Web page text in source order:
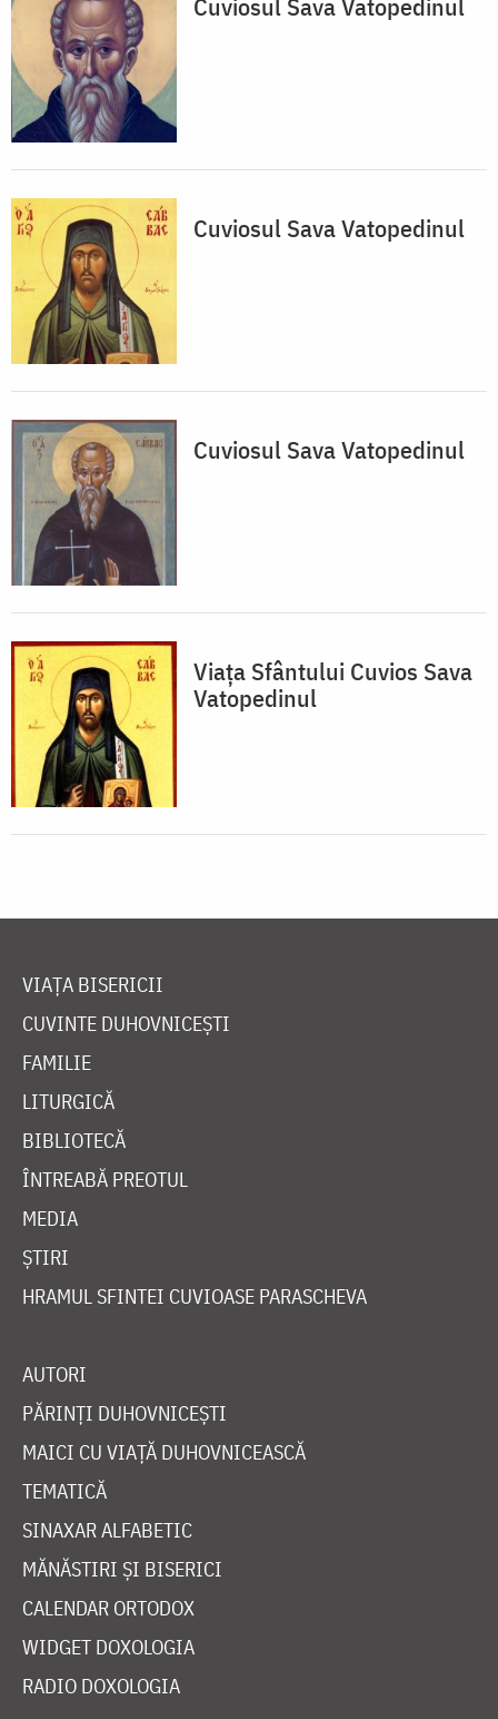
Cuviosul Sava Vatopedinul
Cuviosul Sava Vatopedinul
Cuviosul Sava Vatopedinul
Viața Sfântului Cuvios Sava
Vatopedinul
VIAȚA BISERICII
CUVINTE DUHOVNICEȘTI
FAMILIE
LITURGICĂ
BIBLIOTECĂ
ÎNTREABĂ PREOTUL
MEDIA
ȘTIRI
HRAMUL SFINTEI CUVIOASE PARASCHEVA
AUTORI
PĂRINȚI DUHOVNICEȘTI
MAICI CU VIAȚĂ DUHOVNICEASCĂ
TEMATICĂ
SINAXAR ALFABETIC
MĂNĂSTIRI ȘI BISERICI
CALENDAR ORTODOX
WIDGET DOXOLOGIA
RADIO DOXOLOGIA